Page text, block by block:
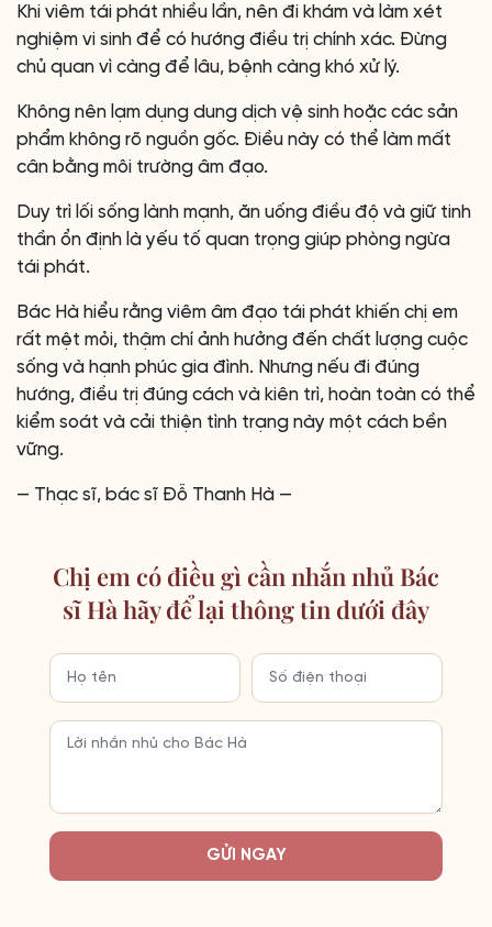
Khi viêm tái phát nhiều lần, nên đi khám và làm xét
nghiệm vi sinh để có hướng điều trị chính xác. Đừng
chủ quan vì càng để lâu, bệnh càng khó xử lý.
Không nên lạm dụng dung dịch vệ sinh hoặc các sản
phẩm không rõ nguồn gốc. Điều này có thể làm mất
cân bằng môi trường âm đạo.
Duy trì lối sống lành mạnh, ăn uống điều độ và giữ tinh
thần ổn định là yếu tố quan trọng giúp phòng ngừa
tái phát.
Bác Hà hiểu rằng viêm âm đạo tái phát khiến chị em
rất mệt mỏi, thậm chí ảnh hưởng đến chất lượng cuộc
sống và hạnh phúc gia đình. Nhưng nếu đi đúng
hướng, điều trị đúng cách và kiên trì, hoàn toàn có thể
kiểm soát và cải thiện tình trạng này một cách bền
vững.
— Thạc sĩ, bác sĩ Đỗ Thanh Hà —
Chị em có điều gì cần nhắn nhủ Bác
sĩ Hà hãy để lại thông tin dưới đây
GỬI NGAY